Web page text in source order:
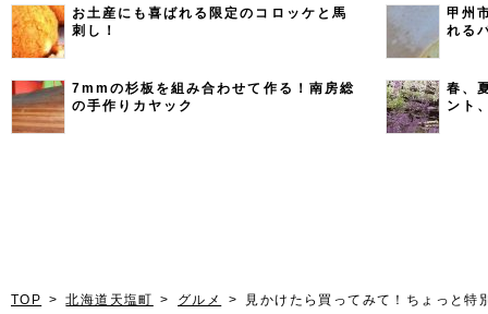
お土産にも喜ばれる限定のコロッケと馬
刺し！
甲州
れる
7mmの杉板を組み合わせて作る！南房総
の手作りカヤック
春、
ント
TOP 北海道天塩町 グルメ 見かけたら買ってみて！ちょっと特